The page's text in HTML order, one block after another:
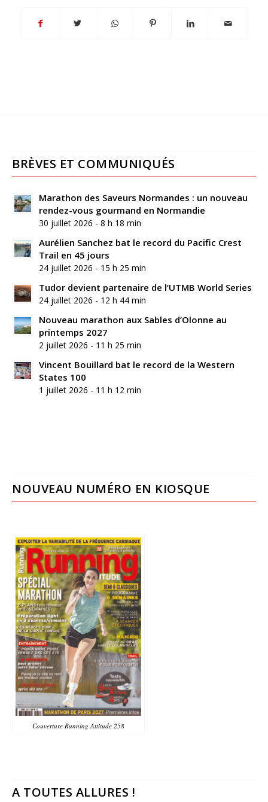
BRÈVES ET COMMUNIQUÉS
Marathon des Saveurs Normandes : un nouveau
rendez-vous gourmand en Normandie
30 juillet 2026 - 8 h 18 min
Aurélien Sanchez bat le record du Pacific Crest
Trail en 45 jours
24 juillet 2026 - 15 h 25 min
Tudor devient partenaire de l’UTMB World Series
24 juillet 2026 - 12 h 44 min
Nouveau marathon aux Sables d’Olonne au
printemps 2027
2 juillet 2026 - 11 h 25 min
Vincent Bouillard bat le record de la Western
States 100
1 juillet 2026 - 11 h 12 min
NOUVEAU NUMÉRO EN KIOSQUE
Couverture Running Attitude 258
A TOUTES ALLURES !